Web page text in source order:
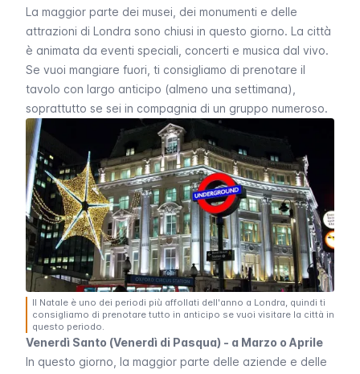
La maggior parte dei musei, dei monumenti e delle
attrazioni di Londra sono chiusi in questo giorno. La città
è animata da eventi speciali, concerti e musica dal vivo.
Se vuoi mangiare fuori, ti consigliamo di prenotare il
tavolo con largo anticipo (almeno una settimana),
soprattutto se sei in compagnia di un gruppo numeroso.
Il Natale è uno dei periodi più affollati dell'anno a Londra, quindi ti
consigliamo di prenotare tutto in anticipo se vuoi visitare la città in
questo periodo.
Venerdì Santo (Venerdì di Pasqua) - a Marzo o Aprile
In questo giorno, la maggior parte delle aziende e delle